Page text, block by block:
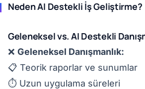
Neden AI Destekli İş Geliştirme?
Geleneksel vs. AI Destekli
❌ Geleneksel Danışmanlık:
📋 Teorik raporlar ve sunumlar
⏱️ Uzun uygulama süreleri